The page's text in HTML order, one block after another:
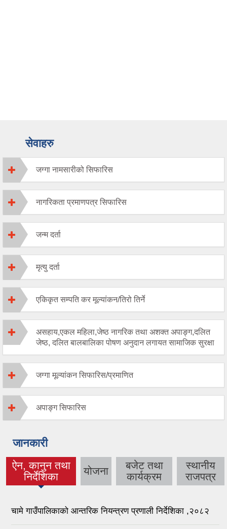
सेवाहरु
जग्गा नामसारीको सिफारिस
नागरिकता प्रमाणपत्र सिफारिस
जन्म दर्ता
मृत्यु दर्ता
एकिकृत सम्पति कर मूल्यांकन/तिरो तिर्ने
असहाय,एकल महिला,जेष्ठ नागरिक तथा अशक्त अपाङ्ग,दलित
जेष्ठ, दलित बालबालिका पोषण अनुदान लगायत सामाजिक सुरक्षा
जग्गा मूल्यांकन सिफारिस/प्रमाणित
अपाङ्ग सिफारिस
जानकारी
ऐन, कानुन तथा
निर्देशिका
योजना
बजेट तथा
कार्यक्रम
स्थानीय
राजपत्र
चामे गाउँपालिकाको आन्तरिक नियन्त्रण प्रणाली निर्देशिका ,२०८२